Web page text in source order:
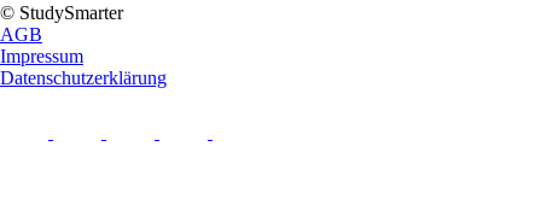
© StudySmarter
AGB
Impressum
Datenschutzerklärung